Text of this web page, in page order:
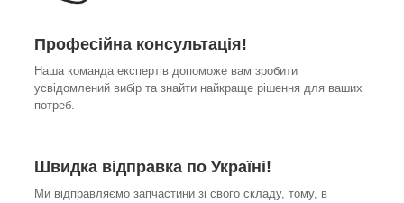
Професійна консультація!
Наша команда експертів допоможе вам зробити
усвідомлений вибір та знайти найкраще рішення для ваших
потреб.
Швидка відправка по Україні!
Ми відправляємо запчастини зі свого складу, тому, в